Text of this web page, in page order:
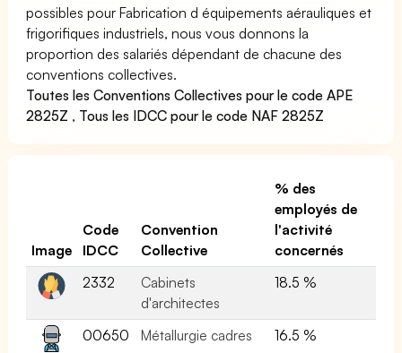
possibles pour Fabrication d équipements aérauliques et
frigorifiques industriels, nous vous donnons la
proportion des salariés dépendant de chacune des
conventions collectives.
Toutes les Conventions Collectives pour le code APE
2825Z , Tous les IDCC pour le code NAF 2825Z
Image
Code
IDCC
Convention
Collective
% des
employés de
l'activité
concernés
2332
Cabinets
d'architectes
18.5 %
00650 Métallurgie cadres 16.5 %